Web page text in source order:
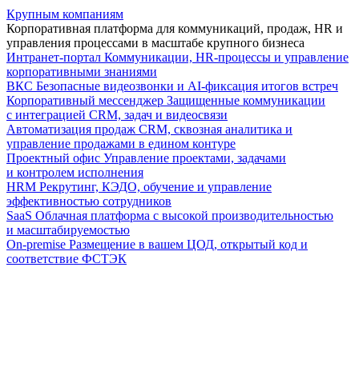
Крупным компаниям
Корпоративная платформа для коммуникаций, продаж, HR и
управления процессами в масштабе крупного бизнеса
Интранет-портал Коммуникации, HR-процессы и управление
корпоративными знаниями
ВКС Безопасные видеозвонки и AI-фиксация итогов встреч
Корпоративный мессенджер Защищенные коммуникации
с интеграцией CRM, задач и видеосвязи
Автоматизация продаж CRM, сквозная аналитика и
управление продажами в едином контуре
Проектный офис Управление проектами, задачами
и контролем исполнения
HRM Рекрутинг, КЭДО, обучение и управление
эффективностью сотрудников
SaaS Облачная платформа с высокой производительностью
и масштабируемостью
On-premise Размещение в вашем ЦОД, открытый код и
соответствие ФСТЭК